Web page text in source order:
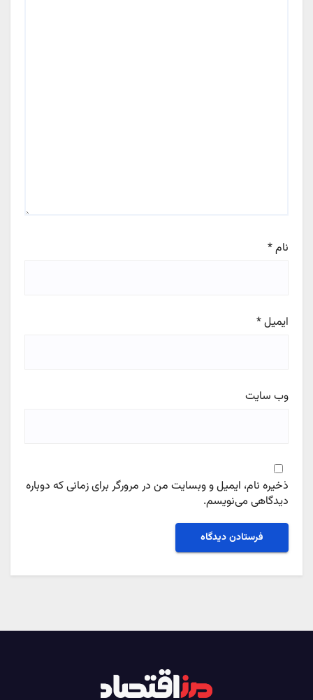
نام*
ایمیل*
وب‌ سایت
ذخیره نام، ایمیل و وبسایت من در مرورگر برای زمانی که دوباره
دیدگاهی می‌نویسم.